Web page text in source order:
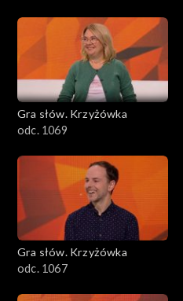
Gra słów. Krzyżówka
odc. 1069
Gra słów. Krzyżówka
odc. 1067